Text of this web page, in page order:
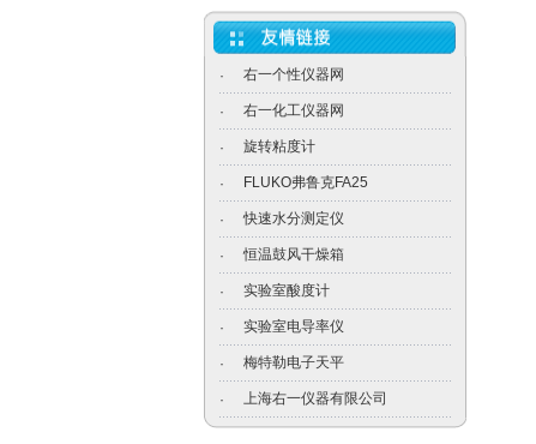
· 右一个性仪器网
· 右一化工仪器网
· 旋转粘度计
· FLUKO弗鲁克FA25
· 快速水分测定仪
· 恒温鼓风干燥箱
· 实验室酸度计
· 实验室电导率仪
· 梅特勒电子天平
· 上海右一仪器有限公司